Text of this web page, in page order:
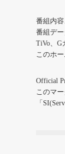
番組内
番組デ
TiVo、G
このホ
Official
このマ
「